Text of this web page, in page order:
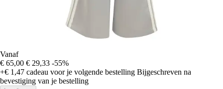
Vanaf
€ 65,00 € 29,33 -55%
+€ 1,47 cadeau voor je volgende bestelling Bijgeschreven na
bevestiging van je bestelling